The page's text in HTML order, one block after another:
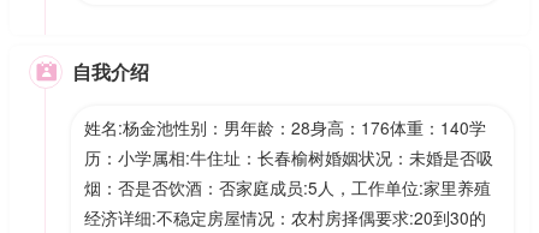
 自我介绍
姓名:杨金池性别：男年龄：28身高：176体重：140学
历：小学属相:牛住址：长春榆树婚姻状况：未婚是否吸
烟：否是否饮酒：否家庭成员:5人，工作单位:家里养殖
经济详细:不稳定房屋情况：农村房择偶要求:20到30的